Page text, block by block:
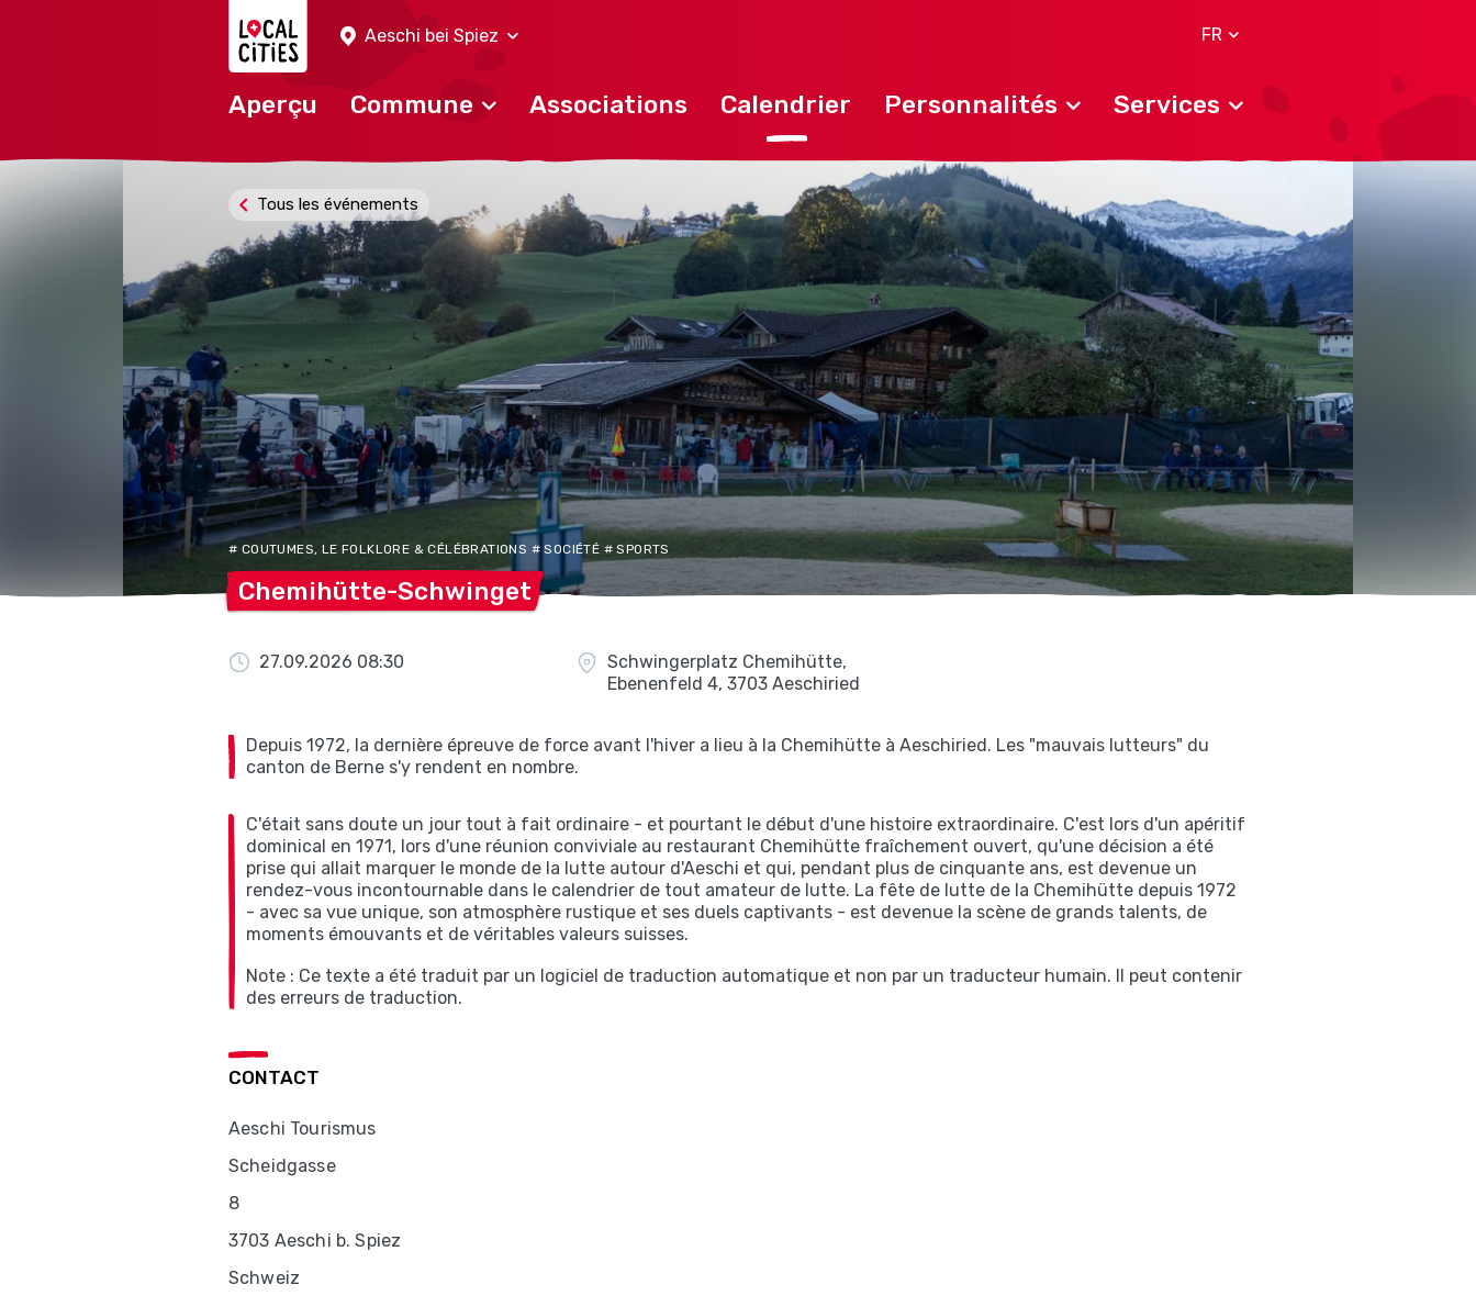
Aeschi bei Spiez
FR
Aperçu Commune Associations Calendrier Personnalités Services
Tous les événements
# COUTUMES, LE FOLKLORE & CÉLÉBRATIONS # SOCIÉTÉ # SPORTS
Chemihütte-Schwinget
27.09.2026 08:30
Schwingerplatz Chemihütte,
Ebenenfeld 4, 3703 Aeschiried
Depuis 1972, la dernière épreuve de force avant l'hiver a lieu à la Chemihütte à Aeschiried. Les "mauvais lutteurs" du
canton de Berne s'y rendent en nombre.
C'était sans doute un jour tout à fait ordinaire - et pourtant le début d'une histoire extraordinaire. C'est lors d'un apéritif
dominical en 1971, lors d'une réunion conviviale au restaurant Chemihütte fraîchement ouvert, qu'une décision a été
prise qui allait marquer le monde de la lutte autour d'Aeschi et qui, pendant plus de cinquante ans, est devenue un
rendez-vous incontournable dans le calendrier de tout amateur de lutte. La fête de lutte de la Chemihütte depuis 1972
- avec sa vue unique, son atmosphère rustique et ses duels captivants - est devenue la scène de grands talents, de
moments émouvants et de véritables valeurs suisses.
Note : Ce texte a été traduit par un logiciel de traduction automatique et non par un traducteur humain. Il peut contenir
des erreurs de traduction.
CONTACT
Aeschi Tourismus
Scheidgasse
8
3703 Aeschi b. Spiez
Schweiz